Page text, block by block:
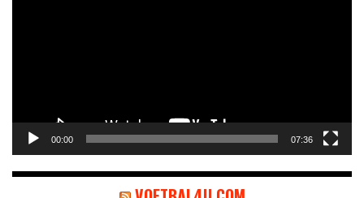
00:00 07:36